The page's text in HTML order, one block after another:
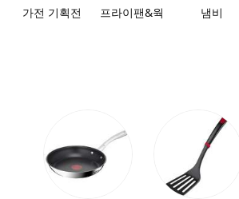
가전 기획전 프라이팬&웍 냄비